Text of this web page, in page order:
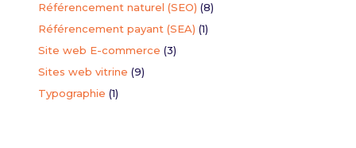
Référencement naturel (SEO) (8)
Référencement payant (SEA) (1)
Site web E-commerce (3)
Sites web vitrine (9)
Typographie (1)